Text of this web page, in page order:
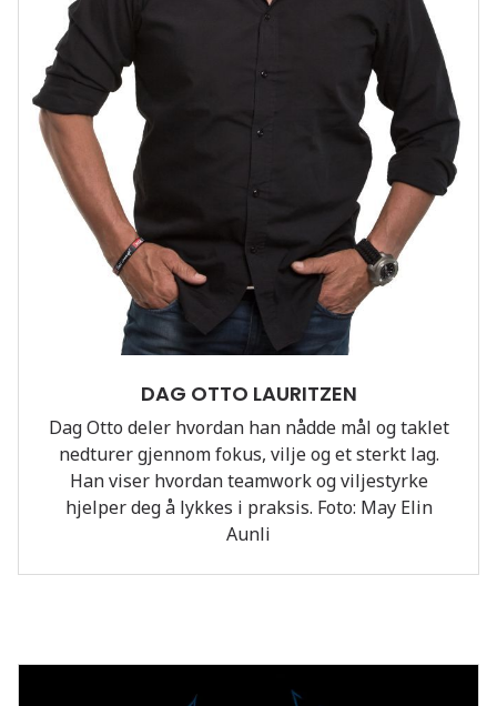
DAG OTTO LAURITZEN
Dag Otto deler hvordan han nådde mål og taklet
nedturer gjennom fokus, vilje og et sterkt lag.
Han viser hvordan teamwork og viljestyrke
hjelper deg å lykkes i praksis. Foto: May Elin
Aunli